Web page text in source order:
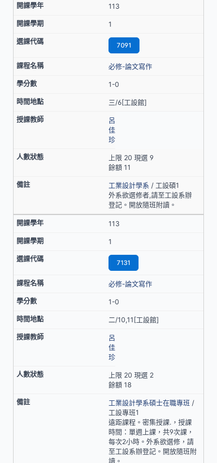
113
1
7091
必修-論文寫作
1-0
三/6[工設館]
呂
佳
珍
上限 20 現選 9
餘額 11
工業設計學系 / 工設碩1
外系欲選修者,請至工設系辦
登記。開放隨班附讀。
113
1
7131
必修-論文寫作
1-0
二/10,11[工設館]
呂
佳
珍
上限 20 現選 2
餘額 18
工業設計學系碩士在職專班 /
工設專班1
遠距課程。密集授課.，授課
時間：單週上課，共9次課，
每次2小時。外系欲選修，請
至工設系辦登記。開放隨班附
讀。